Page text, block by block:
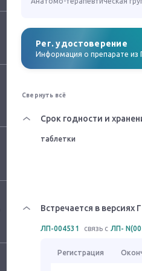
Рег. удостоверение
Информация о препарате из
Свернуть всё
Срок годности и
таблетки
Встречается в версиях
ЛП-004531 связь с ЛП-
Регистрация